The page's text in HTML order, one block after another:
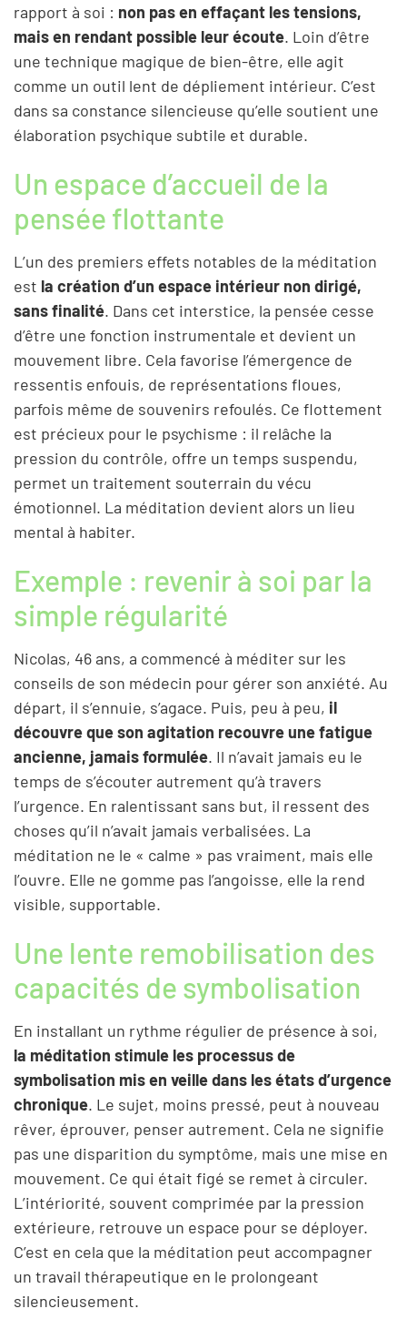
rapport à soi : non pas en effaçant les tensions,
mais en rendant possible leur écoute. Loin d’être
une technique magique de bien-être, elle agit
comme un outil lent de dépliement intérieur. C’est
dans sa constance silencieuse qu’elle soutient une
élaboration psychique subtile et durable.
Un espace d’accueil de la
pensée flottante
L’un des premiers effets notables de la méditation
est la création d’un espace intérieur non dirigé,
sans finalité. Dans cet interstice, la pensée cesse
d’être une fonction instrumentale et devient un
mouvement libre. Cela favorise l’émergence de
ressentis enfouis, de représentations floues,
parfois même de souvenirs refoulés. Ce flottement
est précieux pour le psychisme : il relâche la
pression du contrôle, offre un temps suspendu,
permet un traitement souterrain du vécu
émotionnel. La méditation devient alors un lieu
mental à habiter.
Exemple : revenir à soi par la
simple régularité
Nicolas, 46 ans, a commencé à méditer sur les
conseils de son médecin pour gérer son anxiété. Au
départ, il s’ennuie, s’agace. Puis, peu à peu, il
découvre que son agitation recouvre une fatigue
ancienne, jamais formulée. Il n’avait jamais eu le
temps de s’écouter autrement qu’à travers
l’urgence. En ralentissant sans but, il ressent des
choses qu’il n’avait jamais verbalisées. La
méditation ne le « calme » pas vraiment, mais elle
l’ouvre. Elle ne gomme pas l’angoisse, elle la rend
visible, supportable.
Une lente remobilisation des
capacités de symbolisation
En installant un rythme régulier de présence à soi,
la méditation stimule les processus de
symbolisation mis en veille dans les états d’urgence
chronique. Le sujet, moins pressé, peut à nouveau
rêver, éprouver, penser autrement. Cela ne signifie
pas une disparition du symptôme, mais une mise en
mouvement. Ce qui était figé se remet à circuler.
L’intériorité, souvent comprimée par la pression
extérieure, retrouve un espace pour se déployer.
C’est en cela que la méditation peut accompagner
un travail thérapeutique en le prolongeant
silencieusement.